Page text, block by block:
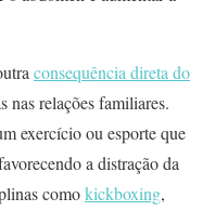
consequência direta do
nas relações familiares.
exercício ou esporte que
a distração da
comokickboxing,